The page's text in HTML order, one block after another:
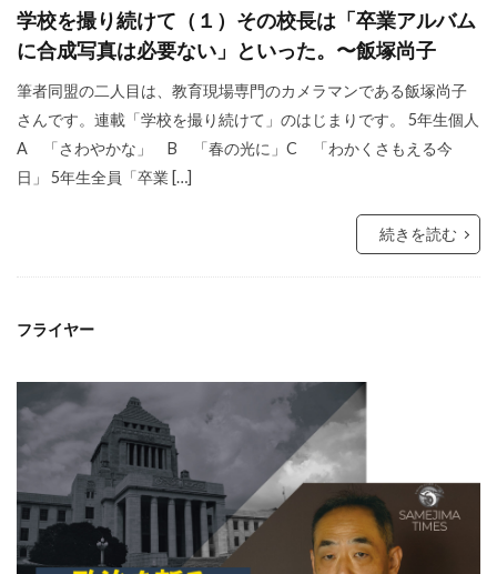
学校を撮り続けて（１）その校長は「卒業アルバム
に合成写真は必要ない」といった。〜飯塚尚子
筆者同盟の二人目は、教育現場専門のカメラマンである飯塚尚子
さんです。連載「学校を撮り続けて」のはじまりです。 5年生個人
A 「さわやかな」 B 「春の光に」C 「わかくさもえる今
日」 5年生全員「卒業 […]
続きを読む
フライヤー